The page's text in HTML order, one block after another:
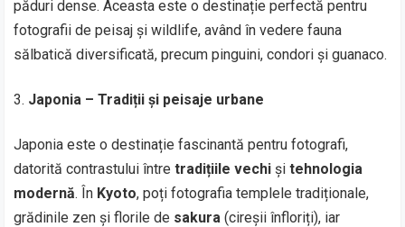
păduri dense. Aceasta este o destinație perfectă pentru
fotografii de peisaj și wildlife, având în vedere fauna
sălbatică diversificată, precum pinguini, condori și guanaco.
Japonia – Tradiții și peisaje urbane
Japonia este o destinație fascinantă pentru fotografi,
datorită contrastului întretradițiile vechi șitehnologia
modernă. În Kyoto, poți fotografia templele tradiționale,
grădinile zen și florile de sakura (cireșii înfloriți), iar